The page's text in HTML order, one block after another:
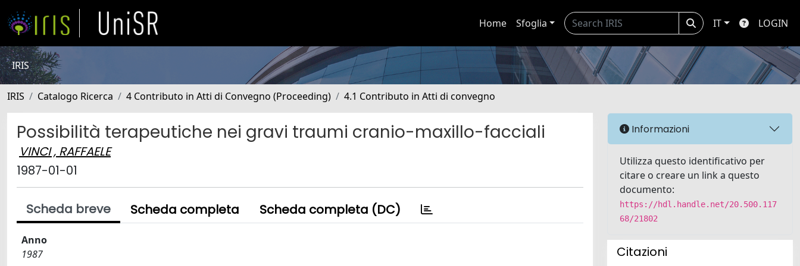
Home Sfoglia IT LOGIN
IRIS
IRIS Catalogo Ricerca 4 Contributo in Atti di Convegno (Proceeding) 4.1 Contributo in Atti di convegno
Possibilità terapeutiche nei gravi traumi cranio-maxillo-facciali
VINCI , RAFFAELE
1987-01-01
Scheda breve Scheda completa Scheda completa (DC)
Anno
1987
Informazioni
Utilizza questo identificativo per
citare o creare un link a questo
documento:
https://hdl.handle.net/20.500.117
68/21802
Citazioni